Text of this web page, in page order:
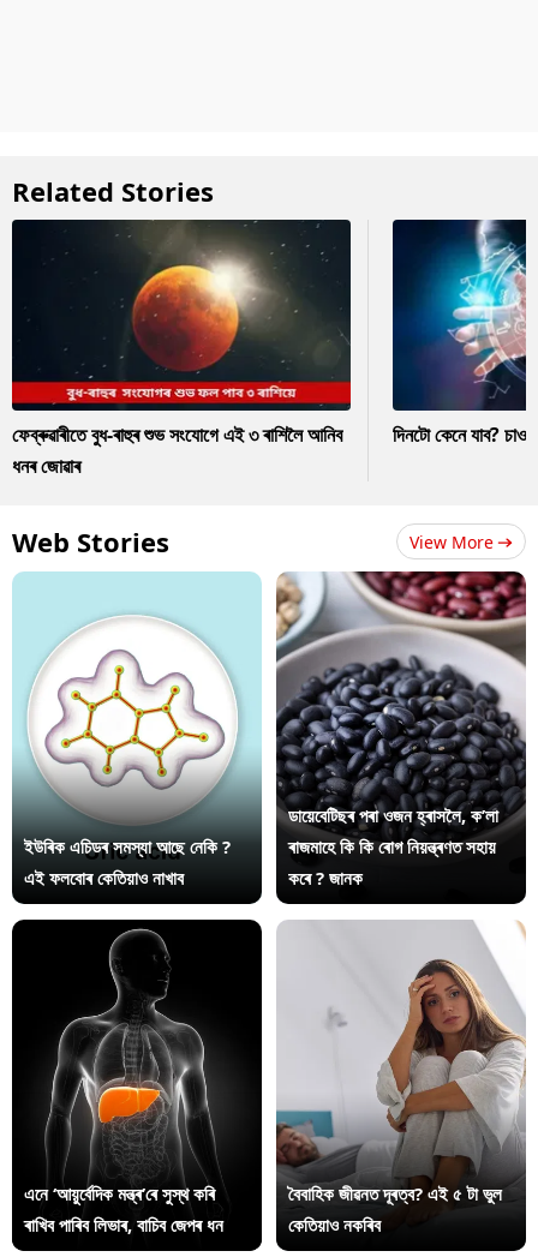
Related Stories
ফেব্ৰুৱাৰীতে বুধ-ৰাহুৰ শুভ সংযোগে এই ৩ ৰাশিলৈ আনিব
ধনৰ জোৱাৰ
দিনটো কেনে যাব?
Web Stories View More
ইউৰিক এচিডৰ সমস্যা আছে নেকি ?
এই ফলবোৰ কেতিয়াও নাখাব
ডায়েবেটিছৰ পৰা ওজন হ্ৰাসলৈ, ক’লা
ৰাজমাহে কি কি ৰোগ নিয়ন্ত্ৰণত সহায়
কৰে ? জানক
এনে ‘আয়ুৰ্বেদিক মন্ত্ৰ’ৰে সুস্থ কৰি
ৰাখিব পাৰিব লিভাৰ, বাচিব জেপৰ ধন
বৈবাহিক জীৱনত দূৰত্ব? এই ৫ টা ভুল
কেতিয়াও নকৰিব